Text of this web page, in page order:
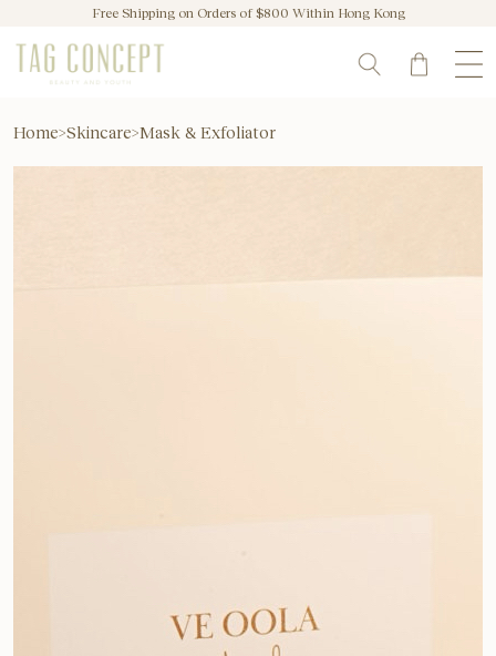
Free Shipping on Orders of $800 Within Hong Kong
Home>Skincare>Mask & Exfoliator